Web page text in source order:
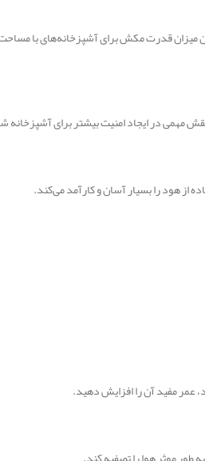
را تا 750 متر مکعب در ساعت افزایش می‌دهد. این میزان قدرت مکش
مهمی در ایجاد امنیت بیشتر برای آشپزخانه
از هود را بسیار آسان و کارآمد می‌کند.
عمر مفید آن را افزایش دهید.